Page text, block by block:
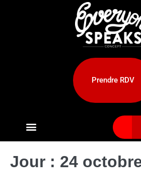
Prendre RDV
Jour : 24